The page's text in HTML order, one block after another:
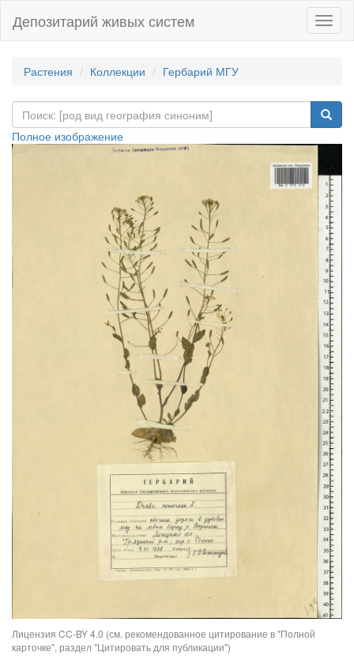
Депозитарий живых систем
Растения Коллекции Гербарий МГУ
Полное изображение
Лицензия CC-BY 4.0 (см. рекомендованное цитирование в "Полной
карточке", раздел "Цитировать для публикации")